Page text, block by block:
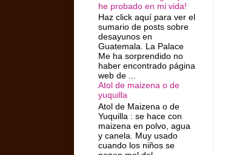
he probado en mi vida!
Haz click aquí para ver el
sumario de posts sobre
desayunos en
Guatemala. La Palace
Me ha sorprendido no
haber encontrado página
web de ...
Atol de maizena o de
yuquilla
Atol de Maizena o de
Yuquilla : se hace con
maizena en polvo, agua
y canela. Muy usado
cuando los niños se